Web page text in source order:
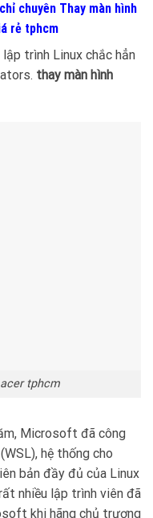
chuyên Thay màn hình
rẻ tphcm
trình Linux chắc hẳn
thay màn hình
tphcm
Microsoft đã công
hệ thống cho
bản đầy đủ của Linux
nhiều lập trình viên đã
khi hãng chủ trương